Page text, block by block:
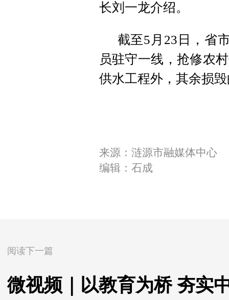
长刘一龙介绍。
截至5月23日，省
员驻守一线，抢修农
供水工程外，其余损
来源：涟源市融媒体中心
编辑：石成
阅读下一篇
微视频｜以教育为桥 夯实